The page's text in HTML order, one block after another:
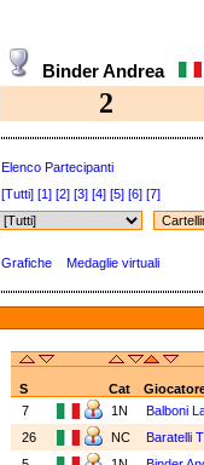
Binder Andrea
2
Elenco Partecipanti
[Tutti] [1] [2] [3] [4] [5] [6] [7]
Grafiche Medaglie virtuali
S
Cat
7
1N Balboni
26
NC Baratelli